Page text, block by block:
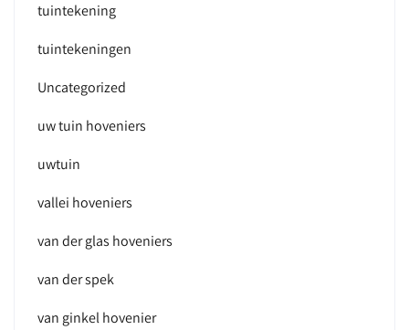
tuintekening
tuintekeningen
Uncategorized
uw tuin hoveniers
uwtuin
vallei hoveniers
van der glas hoveniers
van der spek
van ginkel hovenier